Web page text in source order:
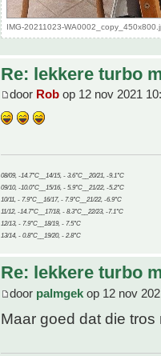
IMG-20211023-
Re: lekkere turbo
door Rob op 12 nov 2021
08/09, -14.7°C__14/15, - 3.6°C__20/21, -9.1°C
09/10, -10.0°C__15/16, - 5.9°C__21/22, -5.2°C
10/11, - 7.9°C__16/17, - 7.9°C__21/22, -6.9°C
11/12, -14.7°C__17/18, - 8.3°C__22/23, -7.1°C
12/13, - 7.9°C__18/19, - 7.5°C
13/14, - 0.8°C__19/20, - 2.8°C
Re: lekkere turbo
door palmgek op 12 nov
Maar goed dat die